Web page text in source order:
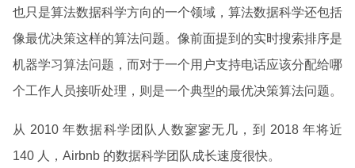
也只是算法数据科学方向的一个领域，算法数据科学还包括
像最优决策这样的算法问题。像前面提到的实时搜索排序是
机器学习算法问题，而对于一个用户支持电话应该分配给哪
个工作人员接听处理，则是一个典型的最优决策算法问题。
从 2010 年数据科学团队人数寥寥无几，到 2018 年将近
140 人，Airbnb 的数据科学团队成长速度很快。